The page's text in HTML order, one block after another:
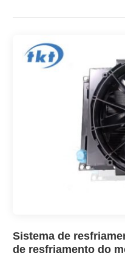
Sistema de
de resfriamento do